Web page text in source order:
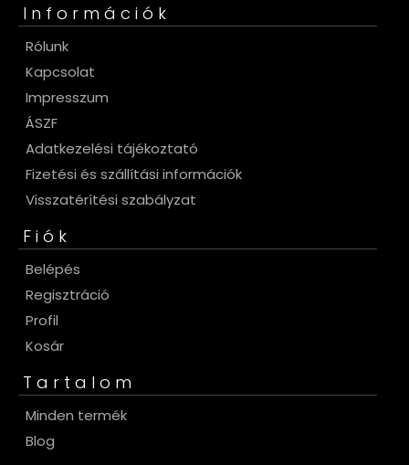
Információk
Rólunk
Kapcsolat
Impresszum
ÁSZF
Adatkezelési tájékoztató
Fizetési és szállítási információk
Visszatérítési szabályzat
Fiók
Belépés
Regisztráció
Profil
Kosár
Tartalom
Minden termék
Blog